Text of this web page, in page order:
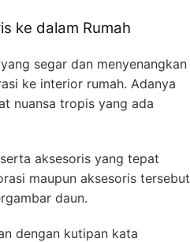
ke dalam Rumah
segar dan menyenangkan
ke interior rumah. Adanya
nuansa tropis yang ada
aksesoris yang tepat
maupun aksesoris tersebut
daun.
dengan kutipan kata